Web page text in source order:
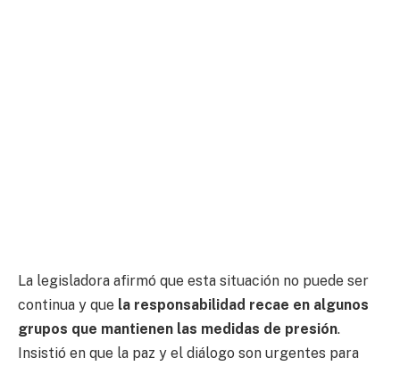
La legisladora afirmó que esta situación no puede ser
continua y que la responsabilidad recae en algunos
grupos que mantienen las medidas de presión.
Insistió en que la paz y el diálogo son urgentes para